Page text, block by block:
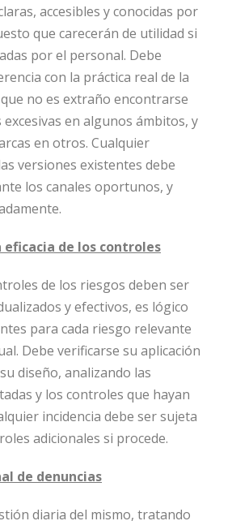
accesibles y conocidas por
que carecerán de utilidad si
por el personal. Debe
con la práctica real de la
no es extraño encontrarse
en algunos ámbitos, y
en otros. Cualquier
versiones existentes debe
los canales oportunos, y
eficacia de los controles
de los riesgos deben ser
y efectivos, es lógico
para cada riesgo relevante
Debe verificarse su aplicación
diseño, analizando las
y los controles que hayan
incidencia debe ser sujeta
adicionales si procede.
de denuncias
diaria del mismo, tratando